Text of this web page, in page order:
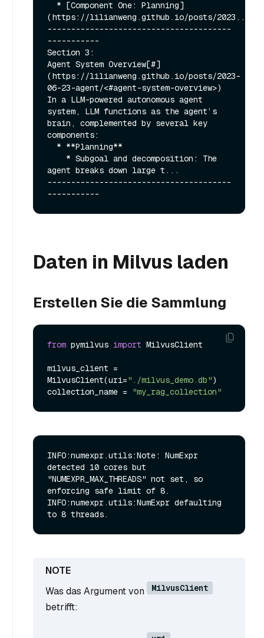
(https://lilianweng.github.io/posts/2023...
---------------------------------------
-----------
Section 3:
Agent System Overview[#]
(https://lilianweng.github.io/posts/2023-
06-23-agent/<#agent-system-overview>)
In a LLM-powered autonomous agent
system, LLM functions as the agent’s
brain, complemented by several key
components:
agent breaks down large t...
---------------------------------------
Daten in Milvus laden
Erstellen Sie die Sammlung
from pymilvus import MilvusClient
milvus_client =
MilvusClient(uri="./milvus_demo.db")
collection_name =
"my_rag_collection"
INFO:numexpr.utils:Note: NumExpr
detected 10 cores but
"NUMEXPR_MAX_THREADS" not set, so
enforcing safe limit of 8.
INFO:numexpr.utils:NumExpr defaulting
Was das Argument von MilvusClient
betrifft: